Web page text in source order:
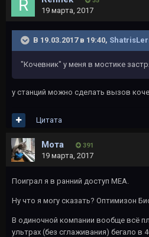
19 марта, 2017
В 19.03.2017 в 19:40,
"Кочевник" у меня в мостике
у станций можно сделать вызов
Цитата
Мота 391
19 марта, 2017
Поиграл я в ранний доступ МЕА.
Ну что я могу сказать? Оптимизон
В одиночной компании вообще всё
ультрах (без сглаживания) бегало